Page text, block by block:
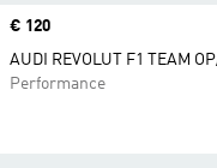
Price
€ 120
AUDI REVOLUT F1 TEAM
Performance